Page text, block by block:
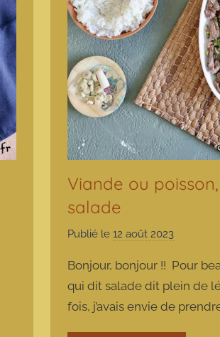
Viande ou
salade
Publié le12 août 2023
r
m
a
Bonjour, bonjour !! Pour
qui dit salade dit plein de
fois, j’avais envie de